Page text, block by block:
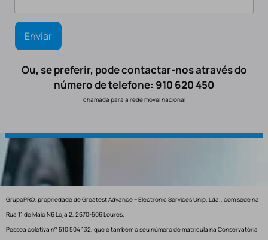
Ou, se preferir, pode contactar-nos através do
número de telefone: 910 620 450
chamada para a rede móvel nacional
GrupoPRO, propriedade de Greatest Advance – Electronic Services Unip. Lda., com sede na
Rua 11 de Maio N6 Loja 2, 2670-506 Loures.
Pessoa coletiva n° 510 504 132, que é também o seu número de matrícula na Conservatória